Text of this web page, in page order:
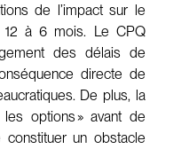
de l’impact sur le
12 à 6 mois. Le CPQ
des délais de
directe de
De plus, la
les options » avant de
un obstacle